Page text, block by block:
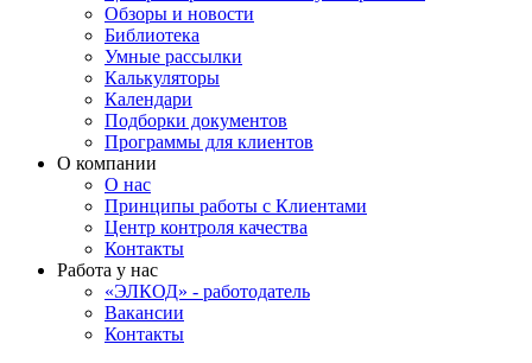
Обзоры и новости
Библиотека
Умные рассылки
Калькуляторы
Календари
Подборки документов
Программы для клиентов
О компании
О нас
Принципы работы с Клиентами
Центр контроля качества
Контакты
Работа у нас
«ЭЛКОД» - работодатель
Вакансии
Контакты